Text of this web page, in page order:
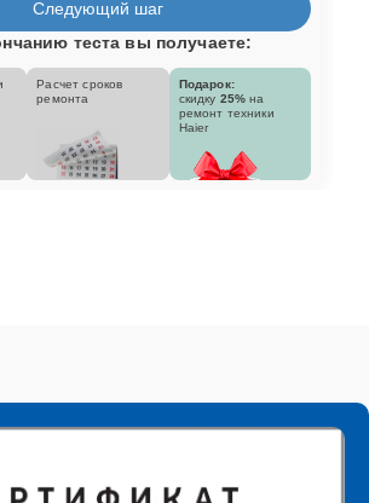
Следующий шаг
теста вы получаете:
Расчет сроков
ремонта
Подарок:
скидку 25% на
ремонт техники
Haier